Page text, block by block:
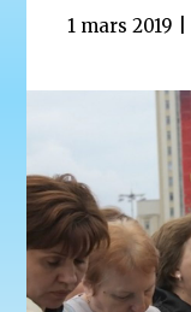
1 mars 2019